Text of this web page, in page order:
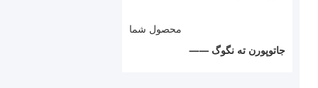
محصول شما
—— جاتوپورن ته نگوگ